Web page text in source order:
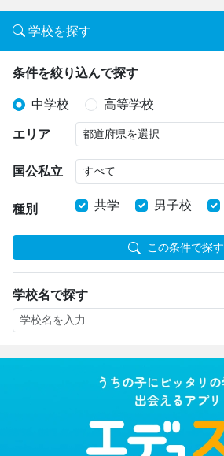
学校を探す
条件を絞り込んで探す
中学校 高等学校
エリア
国公私立
種別 共学 男子校
この条件で探す
学校名で探す